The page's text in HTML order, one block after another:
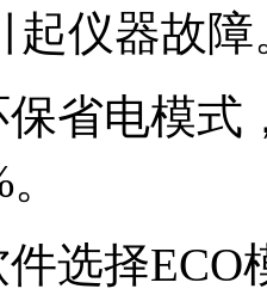
起仪器故障
保省电模
选择